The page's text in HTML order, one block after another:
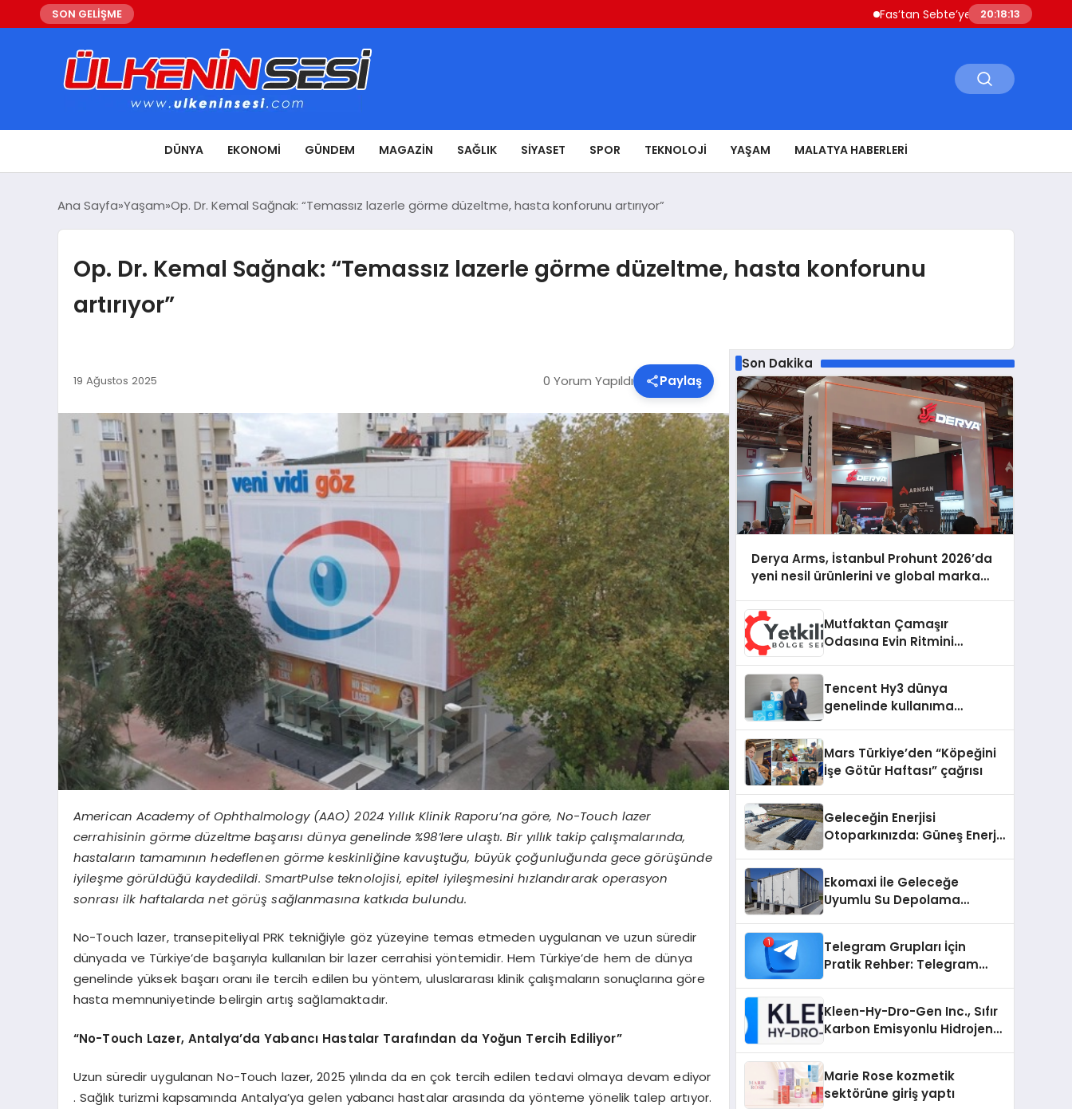
SON GELİŞME Fas’tan Sebte’ye Geçen Göçmenler
20:18:14
DÜNYA EKONOMI GÜNDEM MAGAZIN SAĞLIK SIYASET SPOR TEKNOLOJI YAŞAM MALATYA HABERLERI
Ana Sayfa Yaşam Op. Dr. Kemal Sağnak: “Temassız lazerle görme düzeltme, hasta konforunu artırıyor”
Op. Dr. Kemal Sağnak: “Temassız lazerle görme düzeltme, hasta konforunu
artırıyor”
19 Ağustos 2025 0 Yorum Yapıldı Paylaş
American Academy of Ophthalmology (AAO) 2024 Yıllık Klinik Raporu’na göre, No-Touch lazer
cerrahisinin görme düzeltme başarısı dünya genelinde %98’lere ulaştı. Bir yıllık takip çalışmalarında,
hastaların tamamının hedeflenen görme keskinliğine kavuştuğu, büyük çoğunluğunda gece görüşünde
iyileşme görüldüğü kaydedildi. SmartPulse teknolojisi, epitel iyileşmesini hızlandırarak operasyon
sonrası ilk haftalarda net görüş sağlanmasına katkıda bulundu.
No-Touch lazer, transepiteliyal PRK tekniğiyle göz yüzeyine temas etmeden uygulanan ve uzun süredir
dünyada ve Türkiye’de başarıyla kullanılan bir lazer cerrahisi yöntemidir. Hem Türkiye’de hem de dünya
genelinde yüksek başarı oranı ile tercih edilen bu yöntem, uluslararası klinik çalışmaların sonuçlarına göre
hasta memnuniyetinde belirgin artış sağlamaktadır.
“No-Touch Lazer, Antalya’da Yabancı Hastalar Tarafından da Yoğun Tercih Ediliyor”
Uzun süredir uygulanan No-Touch lazer, 2025 yılında da en çok tercih edilen tedavi olmaya devam ediyor
. Sağlık turizmi kapsamında Antalya’ya gelen yabancı hastalar arasında da yönteme yönelik talep artıyor.
Son Dakika
Derya Arms, İstanbul Prohunt 2026’da
yeni nesil ürünlerini ve global marka
Mutfaktan Çamaşır
Odasına Evin Ritmini
Destek Deneyimi
Tencent Hy3 dünya
genelinde kullanıma
Mars Türkiye’den “Köpeğini
İşe Götür Haftası” çağrısı
Geleceğin Enerjisi
Otoparkınızda: Güneş Enerjili
Ekomaxi İle Geleceğe
Uyumlu Su Depolama
Telegram Grupları İçin
Pratik Rehber: Telegram
Kleen-Hy-Dro-Gen Inc., Sıfır
Karbon Emisyonlu Hidrojen
Aldı
Marie Rose kozmetik
sektörüne giriş yaptı